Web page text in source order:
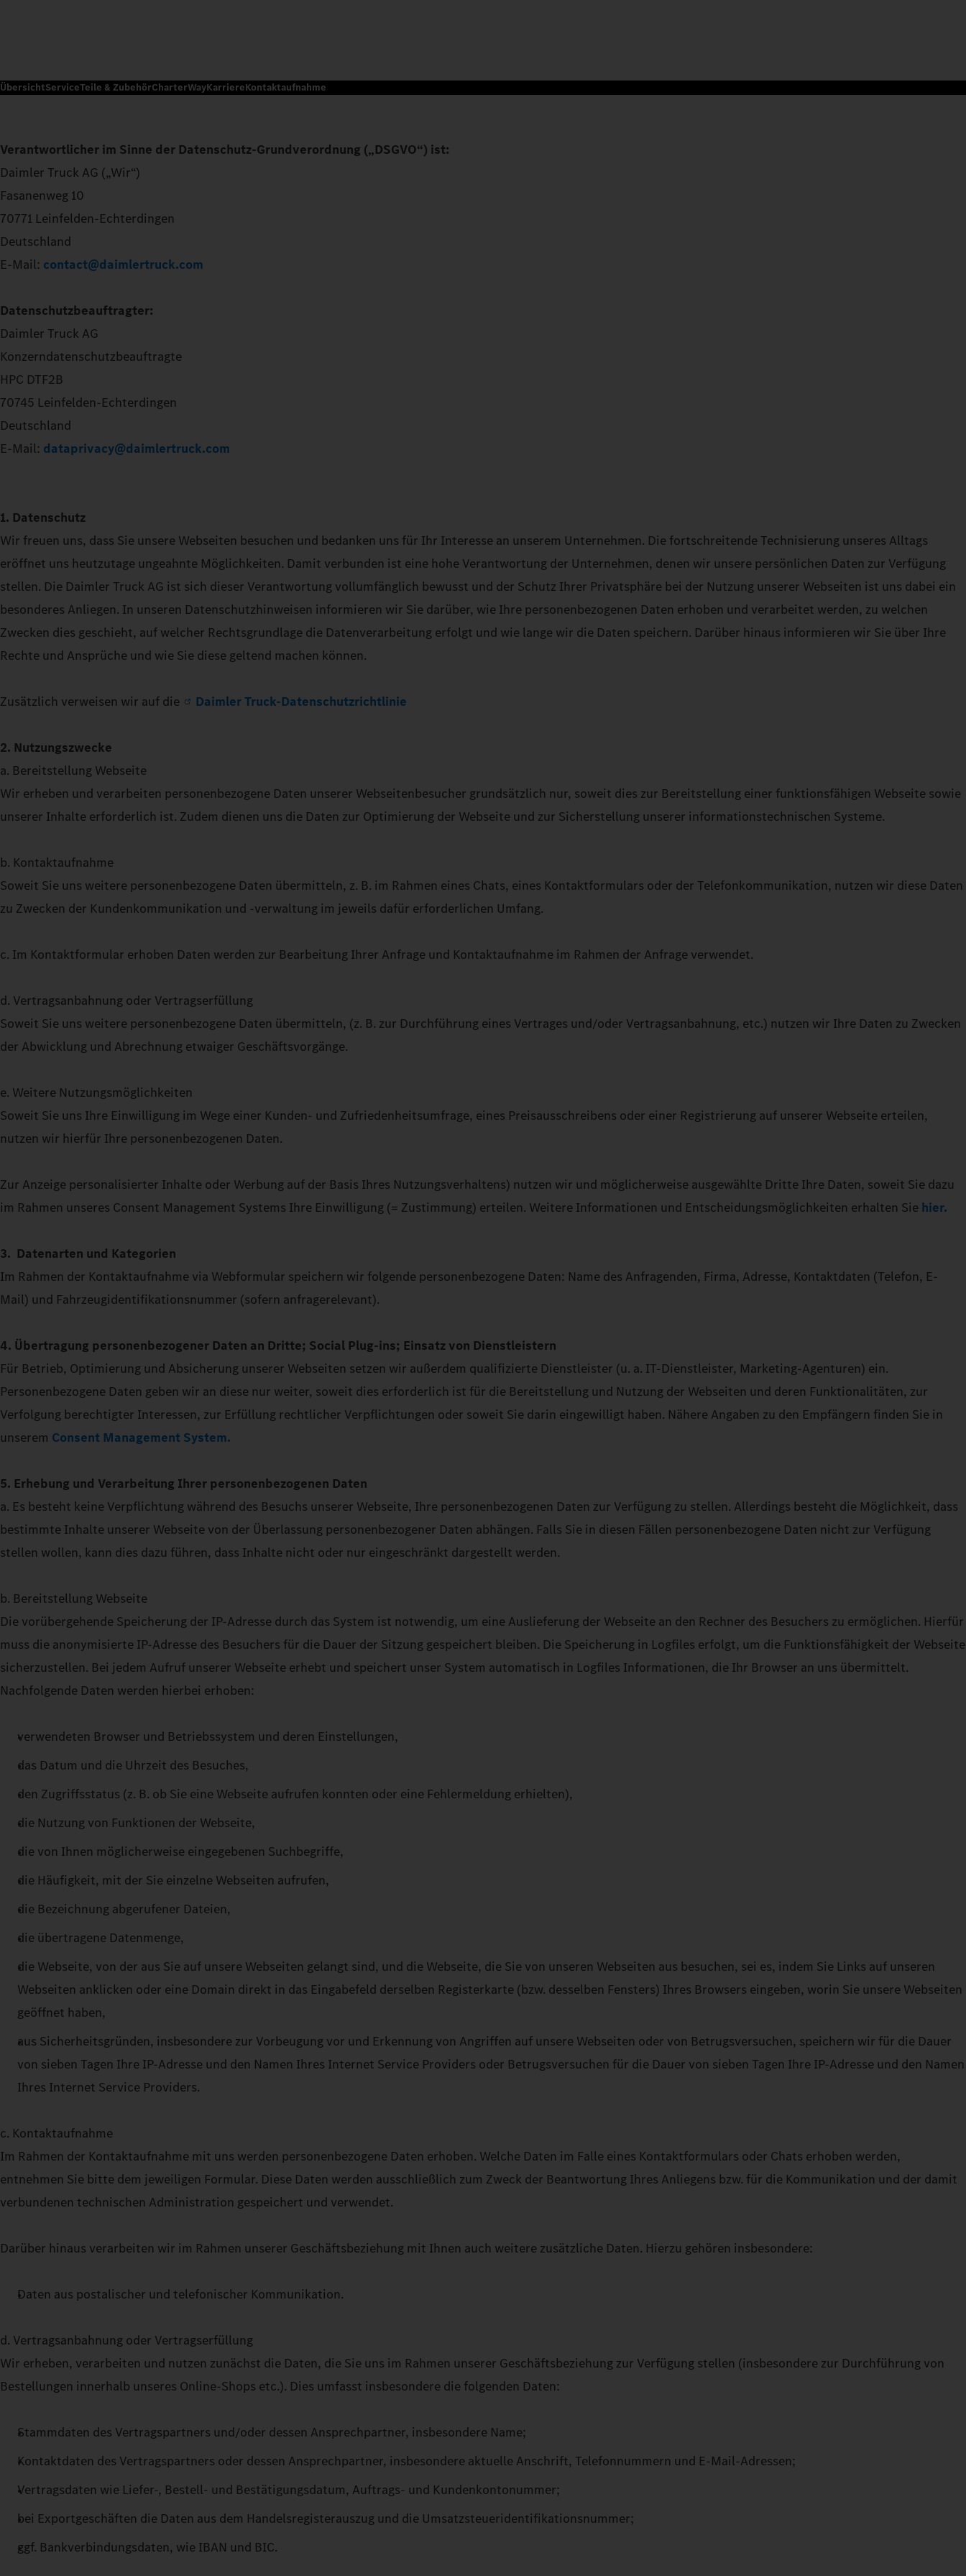
ÜbersichtServiceTeile & ZubehörCharterWayKarriereKontaktaufnahme
Verantwortlicher im Sinne der Datenschutz-Grundverordnung („DSGVO“) ist:
Daimler Truck AG („Wir“)
Fasanenweg 10
70771 Leinfelden-Echterdingen
Deutschland
E-Mail: contact@daimlertruck.com
Datenschutzbeauftragter:
Daimler Truck AG
Konzerndatenschutzbeauftragte
HPC DTF2B
70745 Leinfelden-Echterdingen
Deutschland
E-Mail: dataprivacy@daimlertruck.com
1. Datenschutz
Wir freuen uns, dass Sie unsere Webseiten besuchen und bedanken uns für Ihr Interesse an unserem Unternehmen. Die fortschreitende Technisierung unseres Alltags
eröffnet uns heutzutage ungeahnte Möglichkeiten. Damit verbunden ist eine hohe Verantwortung der Unternehmen, denen wir unsere persönlichen Daten zur Verfügung
stellen. Die Daimler Truck AG ist sich dieser Verantwortung vollumfänglich bewusst und der Schutz Ihrer Privatsphäre bei der Nutzung unserer Webseiten ist uns dabei ein
besonderes Anliegen. In unseren Datenschutzhinweisen informieren wir Sie darüber, wie Ihre personenbezogenen Daten erhoben und verarbeitet werden, zu welchen
Zwecken dies geschieht, auf welcher Rechtsgrundlage die Datenverarbeitung erfolgt und wie lange wir die Daten speichern. Darüber hinaus informieren wir Sie über Ihre
Rechte und Ansprüche und wie Sie diese geltend machen können.
Zusätzlich verweisen wir auf die Daimler Truck-Datenschutzrichtlinie
2. Nutzungszwecke
a. Bereitstellung Webseite
Wir erheben und verarbeiten personenbezogene Daten unserer Webseitenbesucher grundsätzlich nur, soweit dies zur Bereitstellung einer funktionsfähigen Webseite sowie
unserer Inhalte erforderlich ist. Zudem dienen uns die Daten zur Optimierung der Webseite und zur Sicherstellung unserer informationstechnischen Systeme.
b. Kontaktaufnahme
Soweit Sie uns weitere personenbezogene Daten übermitteln, z. B. im Rahmen eines Chats, eines Kontaktformulars oder der Telefonkommunikation, nutzen wir diese Daten
zu Zwecken der Kundenkommunikation und -verwaltung im jeweils dafür erforderlichen Umfang.
c. Im Kontaktformular erhoben Daten werden zur Bearbeitung Ihrer Anfrage und Kontaktaufnahme im Rahmen der Anfrage verwendet.
d. Vertragsanbahnung oder Vertragserfüllung
Soweit Sie uns weitere personenbezogene Daten übermitteln, (z. B. zur Durchführung eines Vertrages und/oder Vertragsanbahnung, etc.) nutzen wir Ihre Daten zu Zwecken
der Abwicklung und Abrechnung etwaiger Geschäftsvorgänge.
e. Weitere Nutzungsmöglichkeiten
Soweit Sie uns Ihre Einwilligung im Wege einer Kunden- und Zufriedenheitsumfrage, eines Preisausschreibens oder einer Registrierung auf unserer Webseite erteilen,
nutzen wir hierfür Ihre personenbezogenen Daten.
Zur Anzeige personalisierter Inhalte oder Werbung auf der Basis Ihres Nutzungsverhaltens) nutzen wir und möglicherweise ausgewählte Dritte Ihre Daten, soweit Sie dazu
im Rahmen unseres Consent Management Systems Ihre Einwilligung (= Zustimmung) erteilen. Weitere Informationen und Entscheidungsmöglichkeiten erhalten Sie hier.
3. Datenarten und Kategorien
Im Rahmen der Kontaktaufnahme via Webformular speichern wir folgende personenbezogene Daten: Name des Anfragenden, Firma, Adresse, Kontaktdaten (Telefon, E-
Mail) und Fahrzeugidentifikationsnummer (sofern anfragerelevant).
4. Übertragung personenbezogener Daten an Dritte; Social Plug-ins; Einsatz von Dienstleistern
Für Betrieb, Optimierung und Absicherung unserer Webseiten setzen wir außerdem qualifizierte Dienstleister (u. a. IT-Dienstleister, Marketing-Agenturen) ein.
Personenbezogene Daten geben wir an diese nur weiter, soweit dies erforderlich ist für die Bereitstellung und Nutzung der Webseiten und deren Funktionalitäten, zur
Verfolgung berechtigter Interessen, zur Erfüllung rechtlicher Verpflichtungen oder soweit Sie darin eingewilligt haben. Nähere Angaben zu den Empfängern finden Sie in
unserem Consent Management System.
5. Erhebung und Verarbeitung Ihrer personenbezogenen Daten
a. Es besteht keine Verpflichtung während des Besuchs unserer Webseite, Ihre personenbezogenen Daten zur Verfügung zu stellen. Allerdings besteht die Möglichkeit, dass
bestimmte Inhalte unserer Webseite von der Überlassung personenbezogener Daten abhängen. Falls Sie in diesen Fällen personenbezogene Daten nicht zur Verfügung
stellen wollen, kann dies dazu führen, dass Inhalte nicht oder nur eingeschränkt dargestellt werden.
b. Bereitstellung Webseite
Die vorübergehende Speicherung der IP-Adresse durch das System ist notwendig, um eine Auslieferung der Webseite an den Rechner des Besuchers zu ermöglichen. Hierfür
muss die anonymisierte IP-Adresse des Besuchers für die Dauer der Sitzung gespeichert bleiben. Die Speicherung in Logfiles erfolgt, um die Funktionsfähigkeit der Webseite
sicherzustellen. Bei jedem Aufruf unserer Webseite erhebt und speichert unser System automatisch in Logfiles Informationen, die Ihr Browser an uns übermittelt.
Nachfolgende Daten werden hierbei erhoben:
verwendeten Browser und Betriebssystem und deren Einstellungen,
das Datum und die Uhrzeit des Besuches,
den Zugriffsstatus (z. B. ob Sie eine Webseite aufrufen konnten oder eine Fehlermeldung erhielten),
die Nutzung von Funktionen der Webseite,
die von Ihnen möglicherweise eingegebenen Suchbegriffe,
die Häufigkeit, mit der Sie einzelne Webseiten aufrufen,
die Bezeichnung abgerufener Dateien,
die übertragene Datenmenge,
die Webseite, von der aus Sie auf unsere Webseiten gelangt sind, und die Webseite, die Sie von unseren Webseiten aus besuchen, sei es, indem Sie Links auf unseren
Webseiten anklicken oder eine Domain direkt in das Eingabefeld derselben Registerkarte (bzw. desselben Fensters) Ihres Browsers eingeben, worin Sie unsere Webseiten
geöffnet haben,
aus Sicherheitsgründen, insbesondere zur Vorbeugung vor und Erkennung von Angriffen auf unsere Webseiten oder von Betrugsversuchen, speichern wir für die Dauer
von sieben Tagen Ihre IP-Adresse und den Namen Ihres Internet Service Providers oder Betrugsversuchen für die Dauer von sieben Tagen Ihre IP-Adresse und den Namen
Ihres Internet Service Providers.
c. Kontaktaufnahme
Im Rahmen der Kontaktaufnahme mit uns werden personenbezogene Daten erhoben. Welche Daten im Falle eines Kontaktformulars oder Chats erhoben werden,
entnehmen Sie bitte dem jeweiligen Formular. Diese Daten werden ausschließlich zum Zweck der Beantwortung Ihres Anliegens bzw. für die Kommunikation und der damit
verbundenen technischen Administration gespeichert und verwendet.
Darüber hinaus verarbeiten wir im Rahmen unserer Geschäftsbeziehung mit Ihnen auch weitere zusätzliche Daten. Hierzu gehören insbesondere:
Daten aus postalischer und telefonischer Kommunikation.
d. Vertragsanbahnung oder Vertragserfüllung
Wir erheben, verarbeiten und nutzen zunächst die Daten, die Sie uns im Rahmen unserer Geschäftsbeziehung zur Verfügung stellen (insbesondere zur Durchführung von
Bestellungen innerhalb unseres Online-Shops etc.). Dies umfasst insbesondere die folgenden Daten:
Stammdaten des Vertragspartners und/oder dessen Ansprechpartner, insbesondere Name;
Kontaktdaten des Vertragspartners oder dessen Ansprechpartner, insbesondere aktuelle Anschrift, Telefonnummern und E-Mail-Adressen;
Vertragsdaten wie Liefer-, Bestell- und Bestätigungsdatum, Auftrags- und Kundenkontonummer;
bei Exportgeschäften die Daten aus dem Handelsregisterauszug und die Umsatzsteueridentifikationsnummer;
ggf. Bankverbindungsdaten, wie IBAN und BIC.